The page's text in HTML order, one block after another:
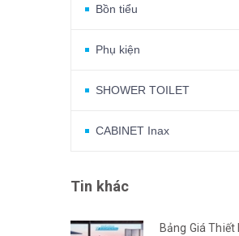
Bồn tiểu
Phụ kiện
SHOWER TOILET
CABINET Inax
Tin khác
Bảng Giá Thiết